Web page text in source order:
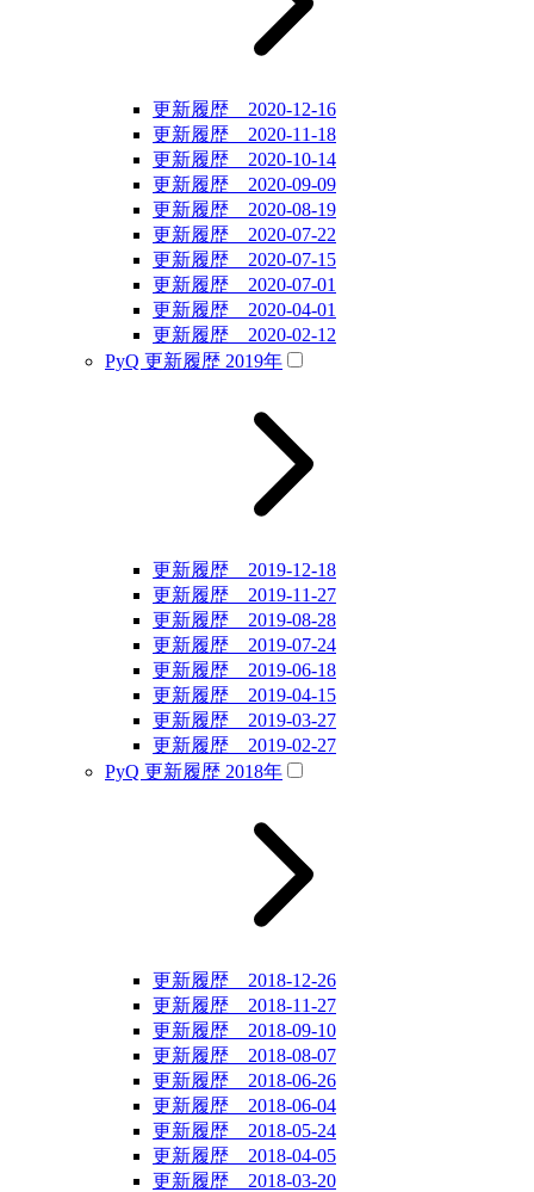
更新履歴 2020-12-16
更新履歴 2020-11-18
更新履歴 2020-10-14
更新履歴 2020-09-09
更新履歴 2020-08-19
更新履歴 2020-07-22
更新履歴 2020-07-15
更新履歴 2020-07-01
更新履歴 2020-04-01
更新履歴 2020-02-12
PyQ 更新履歴 2019年
更新履歴 2019-12-18
更新履歴 2019-11-27
更新履歴 2019-08-28
更新履歴 2019-07-24
更新履歴 2019-06-18
更新履歴 2019-04-15
更新履歴 2019-03-27
更新履歴 2019-02-27
PyQ 更新履歴 2018年
更新履歴 2018-12-26
更新履歴 2018-11-27
更新履歴 2018-09-10
更新履歴 2018-08-07
更新履歴 2018-06-26
更新履歴 2018-06-04
更新履歴 2018-05-24
更新履歴 2018-04-05
更新履歴 2018-03-20